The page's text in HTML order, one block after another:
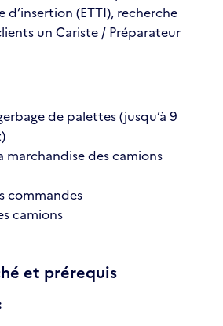
(ETTI), recherche
un Cariste / Préparateur
de palettes (jusqu’à 9
marchandise des camions
commandes
camions
et prérequis